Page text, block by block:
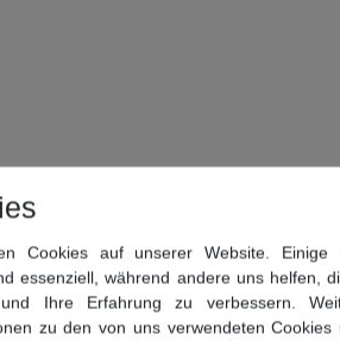
schon im Paket
Cookies auf unserer Website. Einige
essenziell, während andere uns helfen,
Ihre Erfahrung zu verbessern.
zu den von uns verwendeten Cookies